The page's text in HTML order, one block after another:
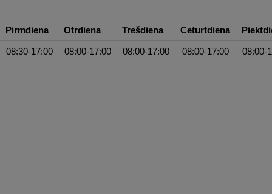
Pirmdiena Otrdiena Trešdiena Ceturtdiena
08:30-17:00 08:00-17:00 08:00-17:00 08:00-17:00 08:00-